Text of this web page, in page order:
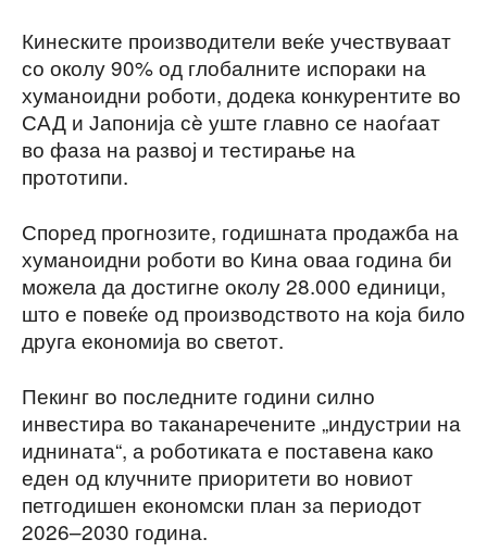
Кинеските производители веќе учествуваат
со околу 90% од глобалните испораки на
хуманоидни роботи, додека конкурентите во
САД и Јапонија сè уште главно се наоѓаат
во фаза на развој и тестирање на
прототипи.
Според прогнозите, годишната продажба на
хуманоидни роботи во Кина оваа година би
можела да достигне околу 28.000 единици,
што е повеќе од производството на која било
друга економија во светот.
Пекинг во последните години силно
инвестира во таканаречените „индустрии на
иднината“, а роботиката е поставена како
еден од клучните приоритети во новиот
петгодишен економски план за периодот
2026–2030 година.